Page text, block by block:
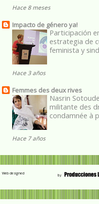
Hace 8 meses
Impacto de género ya!
Participación
estrategia de
feminista y
Hace 3 años
Femmes des deux rives
Nasrin
militante des
condamnée à
Hace 7 años
Web designed